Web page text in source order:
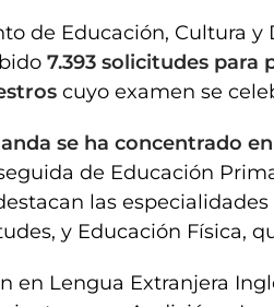
de Educación, Cultura y
7.393 solicitudes para
cuyo examen se
se ha concentrado
de Educación
las
y Educación Física,
en Lengua Extranjera